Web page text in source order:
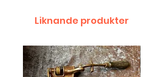
Liknande produkter